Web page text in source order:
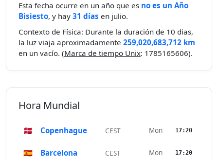
Esta fecha ocurre en un año que es no es un Año
Bisiesto, y hay 31 días en julio.
Contexto de Física: Durante la duración de 10 dias,
la luz viaja aproximadamente 259,020,683,712 km
en un vacío. (Marca de tiempo Unix: 1785165606).
Hora Mundial
🇩🇰 Copenhague CEST Mon 17:20
🇪🇸 Barcelona CEST Mon 17:20